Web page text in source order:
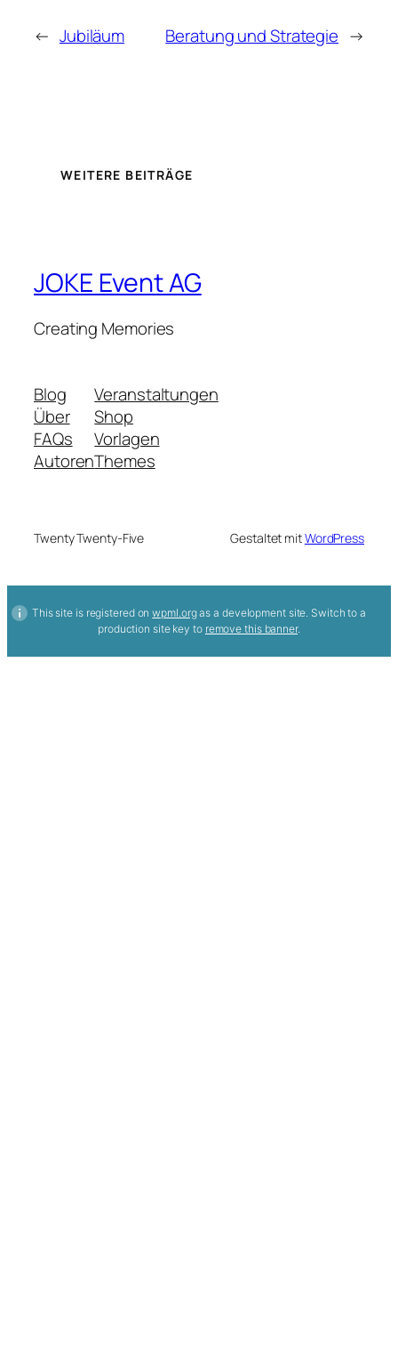
← Jubiläum Beratung und Strategie →
WEITERE BEITRÄGE
JOKE Event AG
Creating Memories
Blog
Über
FAQs
Autoren
Veranstaltungen
Shop
Vorlagen
Themes
Twenty Twenty-Five Gestaltet mitWordPress
This site is registered onwpml.orgas a development site. Switch to a
production site key to remove this banner.